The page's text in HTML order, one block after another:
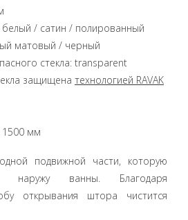
/ сатин / полированный
матовый / черный
стекла: transparent
защищена технологией RAVAK
1500 мм
подвижной части, которую
наружу ванны. Благодаря
открывания штора чистится